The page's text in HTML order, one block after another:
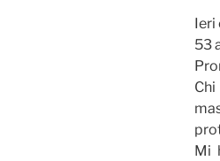
Ieri
53
Mi